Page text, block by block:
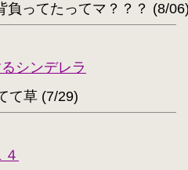
・ 古明地こいし【210】
】 キョン【205】
ト(東方project)【203】
ォン・アインツベルン【
・
負ってたってマ？？？ (8/
シンデレラ
て草 (7/29)